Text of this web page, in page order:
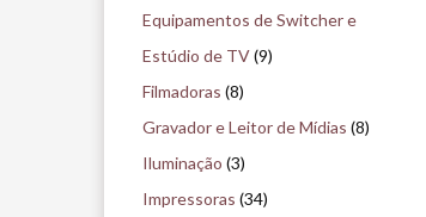
Equipamentos de Switcher e
Estúdio de TV(9)
Filmadoras (8)
Gravador e Leitor de Mídias (8)
Iluminação (3)
Impressoras (34)